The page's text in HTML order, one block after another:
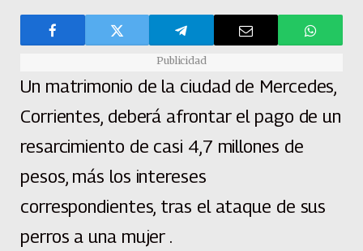
Publicidad
Un matrimonio de la ciudad de Mercedes,
Corrientes, deberá afrontar el pago de un
resarcimiento de casi 4,7 millones de
pesos, más los intereses
correspondientes, tras el ataque de sus
perros a una mujer .